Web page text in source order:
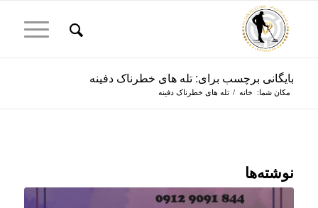
بایگانی برچسب برای: تله های خطرناک دفینه
مکان شما: خانه / تله های خطرناک دفینه
نوشته‌ها